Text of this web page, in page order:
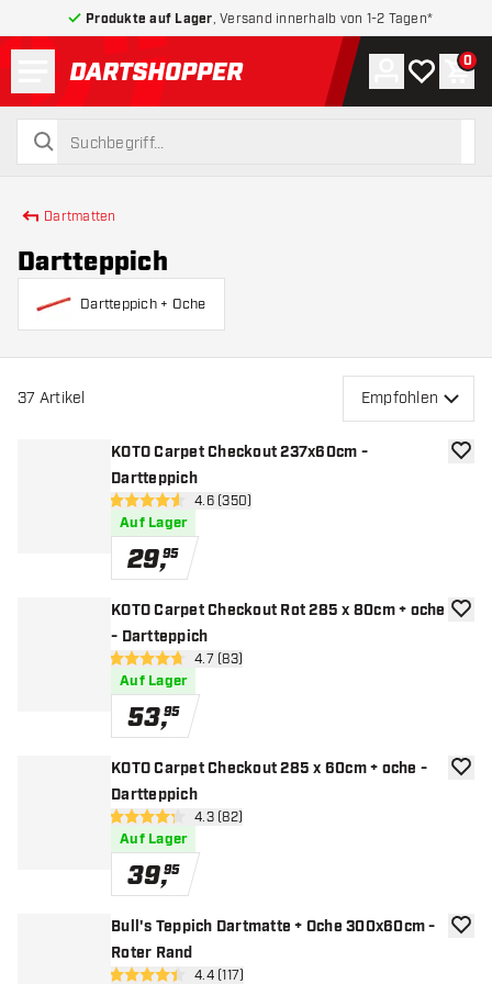
Produkte auf Lager , Versand innerhalb von 1-2 Tagen*
zurück zur Startseite
suchen
suchen
Konto
Meine 0
Dartmatten
Dartteppich
Dartteppich + Oche
37 Artikel Empfohlen
KOTO Carpet Checkout 237x60cm -
Dartteppich
Bewertungsbereich öffnen
4.6 Bewertungssterne
4.6 (350)
Auf Lager
29,95
Zur
KOTO Carpet Checkout Rot 285 x 80cm + oche
- Dartteppich
Bewertungsbereich öffnen
4.7 Bewertungssterne
4.7 (83)
Auf Lager
53,95
Zur
KOTO Carpet Checkout 285 x 60cm + oche -
Dartteppich
Bewertungsbereich öffnen
4.3 Bewertungssterne
4.3 (82)
Auf Lager
39,95
Zur
Bull's Teppich Dartmatte + Oche 300x60cm -
Roter Rand
Bewertungsbereich öffnen
4.4 (117)
Zur